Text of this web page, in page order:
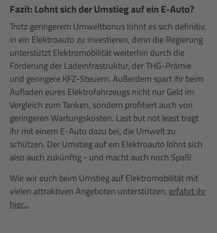
Fazit: Lohnt sich der Umstieg auf ein E-Auto?
Trotz geringerem Umweltbonus lohnt es sich definitiv,
in ein Elektroauto zu investieren, denn die Regierung
unterstützt Elektromobilität weiterhin durch die
Förderung der Ladeinfrastruktur, der THG-Prämie
und geringere KFZ-Steuern. Außerdem spart ihr beim
Aufladen eures Elektrofahrzeugs nicht nur Geld im
Vergleich zum Tanken, sondern profitiert auch von
geringeren Wartungskosten. Last but not least tragt
ihr mit einem E-Auto dazu bei, die Umwelt zu
schützen. Der Umstieg auf ein Elektroauto lohnt sich
also auch zukünftig - und macht auch noch Spaß!
Wie wir euch beim Umstieg auf Elektromobilität mit
vielen attraktiven Angeboten unterstützen, erfahrt ihr
hier...